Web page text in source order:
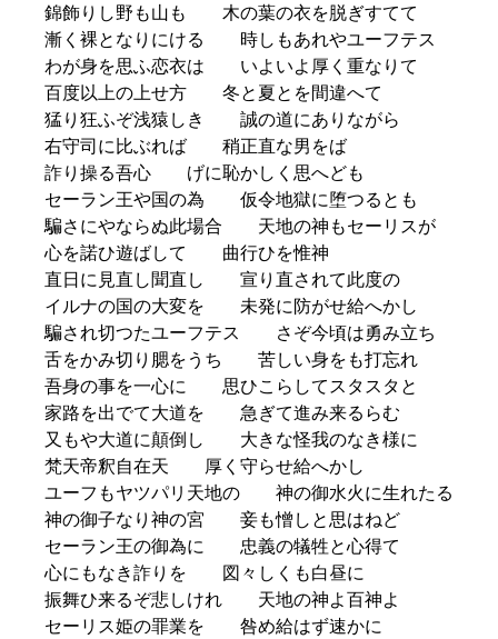
錦飾りし野も山も 木の葉の衣を脱ぎすてて
漸く裸となりにける 時しもあれやユーフテス
わが身を思ふ恋衣は いよいよ厚く重なりて
百度以上の上せ方 冬と夏とを間違へて
猛り狂ふぞ浅猿しき 誠の道にありながら
右守司に比ぶれば 稍正直な男をば
詐り操る吾心 げに恥かしく思へども
セーラン王や国の為 仮令地獄に堕つるとも
騙さにやならぬ此場合 天地の神もセーリスが
心を諾ひ遊ばして 曲行ひを惟神
直日に見直し聞直し 宣り直されて此度の
イルナの国の大変を 未発に防がせ給へかし
騙され切つたユーフテス さぞ今頃は勇み立ち
舌をかみ切り腮をうち 苦しい身をも打忘れ
吾身の事を一心に 思ひこらしてスタスタと
家路を出でて大道を 急ぎて進み来るらむ
又もや大道に顛倒し 大きな怪我のなき様に
梵天帝釈自在天 厚く守らせ給へかし
ユーフもヤツパリ天地の 神の御水火に生れたる
神の御子なり神の宮 妾も憎しと思はねど
セーラン王の御為に 忠義の犠牲と心得て
心にもなき詐りを 図々しくも白昼に
振舞ひ来るぞ悲しけれ 天地の神よ百神よ
セーリス姫の罪業を 咎め給はず速かに